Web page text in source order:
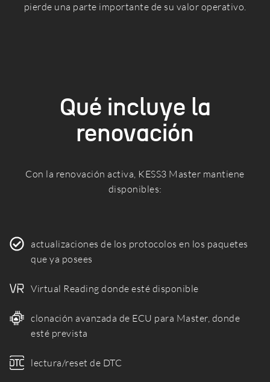
pierde una parte importante de su valor operativo.
Qué incluye la
renovación
Con la renovación activa, KESS3 Master mantiene
disponibles:
actualizaciones de los protocolos en los paquetes
que ya posees
Virtual Reading donde esté disponible
clonación avanzada de ECU para Master, donde
esté prevista
lectura/reset de DTC